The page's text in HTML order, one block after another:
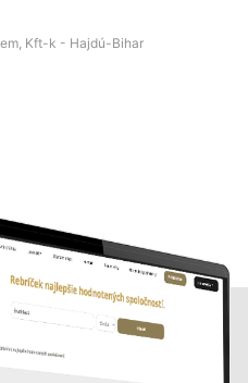
Kft-k - Hajdú-Bihar